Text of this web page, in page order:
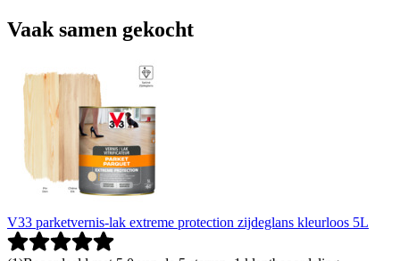
Vaak samen gekocht
V33 parketvernis-lak extreme protection zijdeglans kleurloos 5L